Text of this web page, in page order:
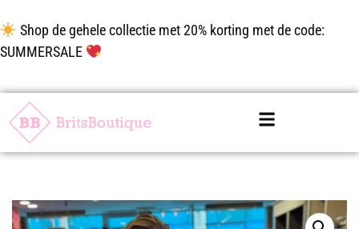
Shop de gehele collectie met 20% korting met de code:
SUMMERSALE